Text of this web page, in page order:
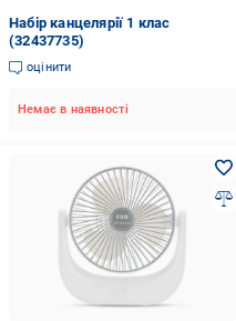
Набір канцелярії 1 клас
(32437735)
оцінити
Немає в наявності